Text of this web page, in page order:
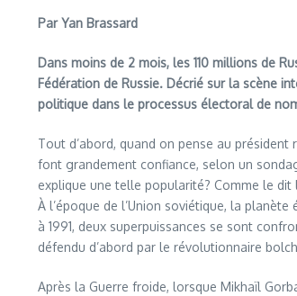
Par Yan Brassard
Dans moins de 2 mois, les 110 millions de
Fédération de Russie. Décrié sur la scène
politique dans le processus électoral de
Tout d’abord, quand on pense au
font grandement confiance, selon un
explique une telle popularité? Comme le dit
À l’époque de l’Union soviétique, la planète
à 1991, deux superpuissances se sont
défendu d’abord par le révolutionnaire
Après la Guerre froide, lorsque Mikhaïl